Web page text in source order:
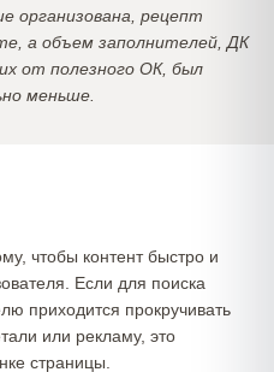
организована, рецепт
а объем заполнителей, ДК
от полезного ОК, был
меньше.
чтобы контент быстро и
Если для поиска
приходится прокручивать
или рекламу, это
страницы.